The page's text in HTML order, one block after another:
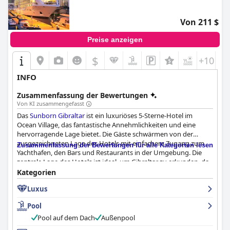
Von 211 $
Preise anzeigen
$ +10
INFO
Zusammenfassung der Bewertungen
Von KI zusammengefasst
DasSunborn Gibraltarist ein luxuriöses 5-Sterne-Hotel im
Ocean Village, das fantastische Annehmlichkeiten und eine
hervorragende Lage bietet. Die Gäste schwärmen von der
ausgezeichneten Lage des Hotels mit einfachem Zugang zum
Yachthafen, den Bars und Restaurants in der Umgebung. Die
zentrale Lage des Hotels ist ideal, um Gibraltar zu erkunden, da
alles zu Fuß erreichbar ist. Das Frühstücksbuffet ist zwar teuer,
aber den Aufpreis wert, denn es bietet eine große Auswahl und
auf Wunsch auch ein dekadentes Glas Cava. Die Gästezimmer
sind wunderschön eingerichtet, sauber, geräumig und
komfortabel mit superbequemen Betten und gut
ausgestatteten Badezimmern. Das Hotel ist makellos sauber
Zusammenfassung der Bewertungen für alle Kategorien lesen
Kategorien
Luxus
Pool
Pool auf dem Dach
Außenpool